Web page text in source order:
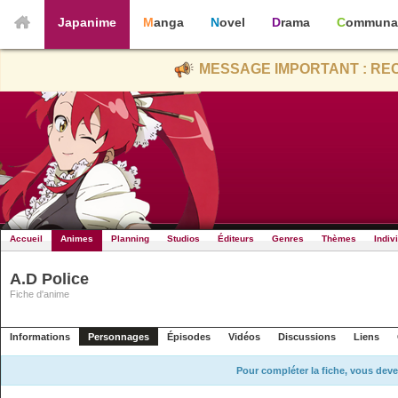
Japanime Manga Novel Drama
MESSAGE IMPORTANT :
Accueil Animes Planning Studios Éditeurs Genres Thèmes
A.D Police
Fiche d'anime
Informations Personnages Épisodes Vidéos Discussions Liens
Pour compléter la fiche, vous